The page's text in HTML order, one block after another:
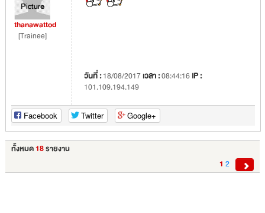
thanawattod
[Trainee]
วันที่ :18/08/2017เวลา :08:44:16IP :
101.109.194.149
Facebook Twitter Google+
ทั้งหมด18รายงาน
1 2